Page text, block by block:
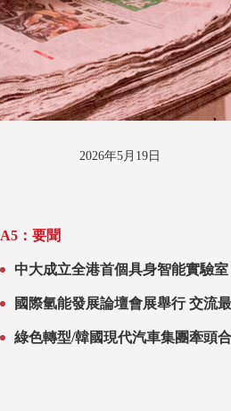
2026年5月19日
A5：要聞
中大成立全港首個具身智能實驗
國際氫能發展論壇會展舉行 交
綠色轉型/韓國現代汽車集團牽頭